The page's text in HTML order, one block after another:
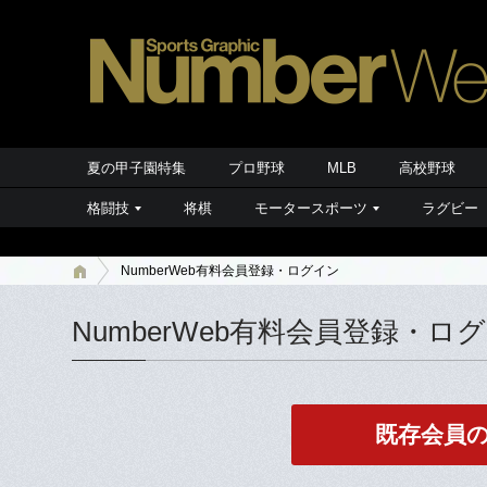
夏の甲子園特集 プロ野球 MLB 高校野球
格闘技 将棋 モータースポーツ ラグビー
NumberWeb有料会員登録・ログイン
NumberWeb有料会員登録・ロ
既存会員